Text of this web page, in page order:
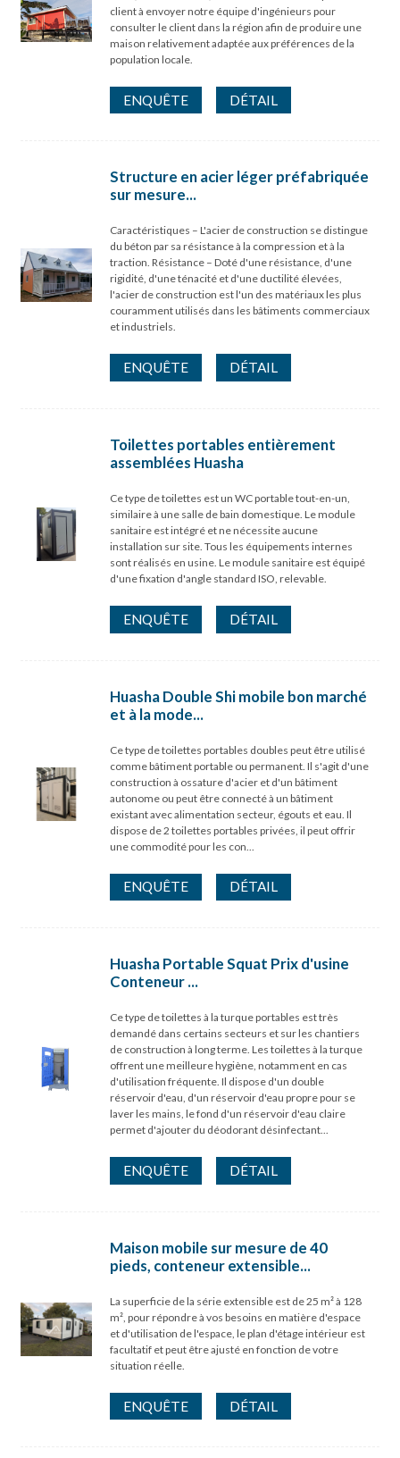
client à envoyer notre équipe d'ingénieurs pour
consulter le client dans la région afin de produire une
maison relativement adaptée aux préférences de la
population locale.
ENQUÊTE DÉTAIL
Structure en acier léger préfabriquée
sur mesure...
Caractéristiques – L'acier de construction se distingue
du béton par sa résistance à la compression et à la
traction. Résistance – Doté d'une résistance, d'une
rigidité, d'une ténacité et d'une ductilité élevées,
l'acier de construction est l'un des matériaux les plus
couramment utilisés dans les bâtiments commerciaux
et industriels.
ENQUÊTE DÉTAIL
Toilettes portables entièrement
assemblées Huasha
Ce type de toilettes est un WC portable tout-en-un,
similaire à une salle de bain domestique. Le module
sanitaire est intégré et ne nécessite aucune
installation sur site. Tous les équipements internes
sont réalisés en usine. Le module sanitaire est équipé
d'une fixation d'angle standard ISO, relevable.
ENQUÊTE DÉTAIL
Huasha Double Shi mobile bon marché
et à la mode...
Ce type de toilettes portables doubles peut être utilisé
comme bâtiment portable ou permanent. Il s'agit d'une
construction à ossature d'acier et d'un bâtiment
autonome ou peut être connecté à un bâtiment
existant avec alimentation secteur, égouts et eau. Il
dispose de 2 toilettes portables privées, il peut offrir
une commodité pour les con...
ENQUÊTE DÉTAIL
Huasha Portable Squat Prix d'usine
Conteneur ...
Ce type de toilettes à la turque portables est très
demandé dans certains secteurs et sur les chantiers
de construction à long terme. Les toilettes à la turque
offrent une meilleure hygiène, notamment en cas
d'utilisation fréquente. Il dispose d'un double
réservoir d'eau, d'un réservoir d'eau propre pour se
laver les mains, le fond d'un réservoir d'eau claire
permet d'ajouter du déodorant désinfectant...
ENQUÊTE DÉTAIL
Maison mobile sur mesure de 40
pieds, conteneur extensible...
La superficie de la série extensible est de 25 m² à 128
m², pour répondre à vos besoins en matière d'espace
et d'utilisation de l'espace, le plan d'étage intérieur est
facultatif et peut être ajusté en fonction de votre
situation réelle.
ENQUÊTE DÉTAIL